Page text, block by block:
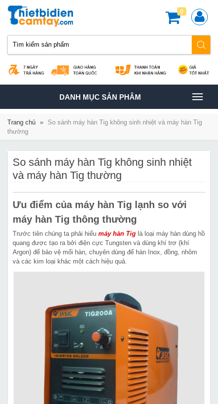
0
TOGGLE
NAVIGATION
DANH MỤC SẢN PHÂM
Trang chủ »
So sánh máy hàn Tig không sinh nhiệt và máy hàn Tig
thường
So sánh máy hàn Tig không sinh nhiệt
và máy hàn Tig thường
Ưu điểm của máy hàn Tig lạnh so với
máy hàn Tig thông thường
Trước tiên chúng ta phải hiểu máy hàn Tig là loại máy hàn dùng hồ
quang được tạo ra bởi điện cực Tungsten và dùng khí trơ (khí
Argon) để bảo vệ mối hàn, chuyên dùng để hàn Inox, đồng, nhôm
và các kim loại khác một cách hiệu quả.